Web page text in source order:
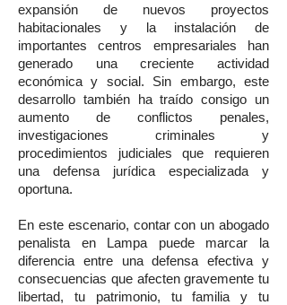
expansión de nuevos proyectos
habitacionales y la instalación de
importantes centros empresariales han
generado una creciente actividad
económica y social. Sin embargo, este
desarrollo también ha traído consigo un
aumento de conflictos penales,
investigaciones criminales y
procedimientos judiciales que requieren
una defensa jurídica especializada y
oportuna.
En este escenario, contar con un abogado
penalista en Lampa puede marcar la
diferencia entre una defensa efectiva y
consecuencias que afecten gravemente tu
libertad, tu patrimonio, tu familia y tu